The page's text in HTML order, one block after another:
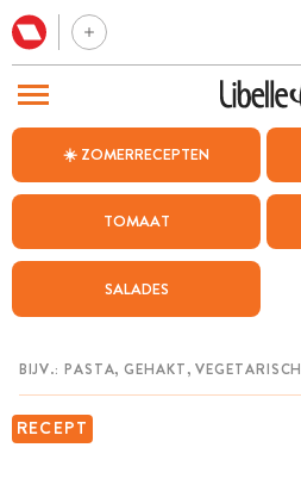
☀️ ZOMERRECEPTEN
TOMAAT
SALADES
RECEPT
BEZOEK ONZE ANDERE WEBSITES
WEEKMENU
CHAT MET MAIA
MIJN BEWAARDE RECEPTEN